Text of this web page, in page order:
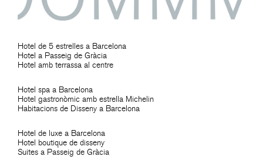
Hotel de 5 estrelles a Barcelona
Hotel a Passeig de Gràcia
Hotel amb terrassa al centre
Hotel spa a Barcelona
Hotel gastronòmic amb estrella Michelin
Habitacions de Disseny a Barcelona
Hotel de luxe a Barcelona
Hotel boutique de disseny
Suites a Passeig de Gràcia